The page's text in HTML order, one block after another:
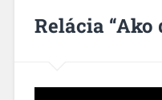
Relácia “Ako